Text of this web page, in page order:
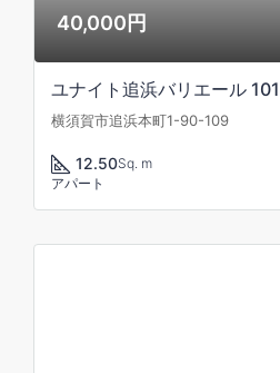
40,000円
ユナイト追浜バリエール 101
横須賀市追浜本町1-90-109
12.50Sq. m
アパート